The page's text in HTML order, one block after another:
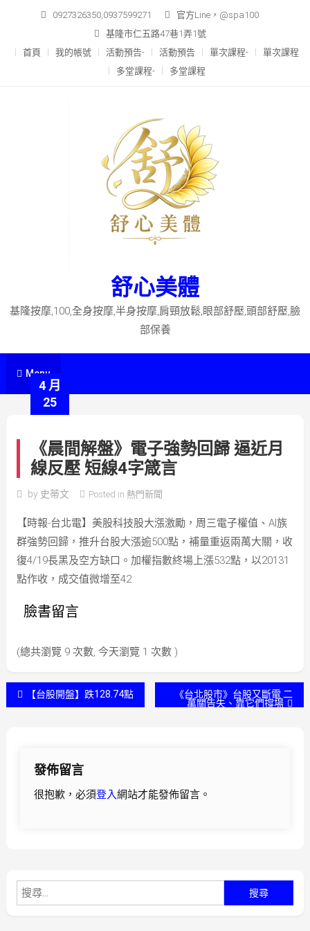
content
0927326350,0937599271
官方Line，@spa100
基隆市仁五路47巷1弄1號
首頁
我的帳號 活動預告- 活動預告 單次課程-
單次課程
多堂課程-
多堂課程
舒心美體
基隆按摩,100,全身按摩,半身按摩,肩頸放鬆,眼部舒壓,頭部舒壓,臉
部保養
Menu
4 月
25
《晨間解盤》電子強勢回歸 逼近月
線反壓 短線4字箴言
by 史蒂文 Posted in 熱門新聞
【時報-台北電】美股科技股大漲激勵，周三電子權值、AI族
群強勢回歸，推升台股大漲逾500點，補量重返兩萬大關，收
復4/19長黑及空方缺口。加權指數終場上漲532點，以20131
點作收，成交值微增至42
臉書留言
(總共瀏覽 9 次數, 今天瀏覽 1 次數 )
文
【台股開盤】跌128.74點
《台北股市》台股又斷電 二
萬關告失、靠它們撐場
發佈留言
很抱歉，必須登入網站才能發佈留言。
尋